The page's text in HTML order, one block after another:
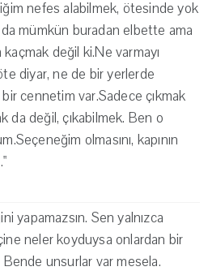
nefes alabilmek, ötesinde yok
mümkün buradan elbette ama
değil ki.Ne varmayı
diyar, ne de bir yerlerde
bir cennetim var.Sadece çıkmak
da değil, çıkabilmek. Ben o
olmasını, kapının
yapamazsın. Sen yalnızca
neler koyduysa onlardan bir
unsurlar var mesela.